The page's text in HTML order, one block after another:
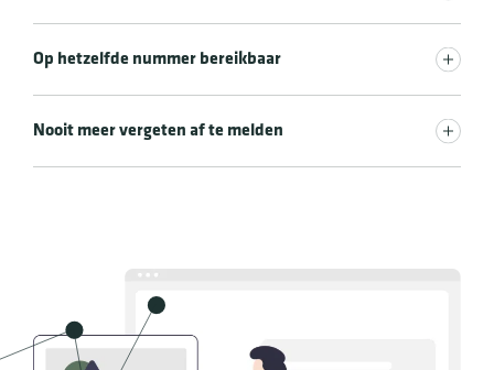
Op hetzelfde nummer bereikbaar
Nooit meer vergeten af te melden